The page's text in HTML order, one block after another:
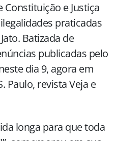
Constituição e Justiça
praticadas
Batizada de
publicadas pelo
dia 9, agora em
Paulo, revista Veja e
longa para que toda